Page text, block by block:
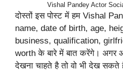
Vishal Pandey Actor
दोस्तों इस पोस्ट में हम Vishal
name, date of birth, age,
business, qualification,
worth के बारे में बात करेंगे। अगर
देखना चाहते है तो वो भी देख सकते